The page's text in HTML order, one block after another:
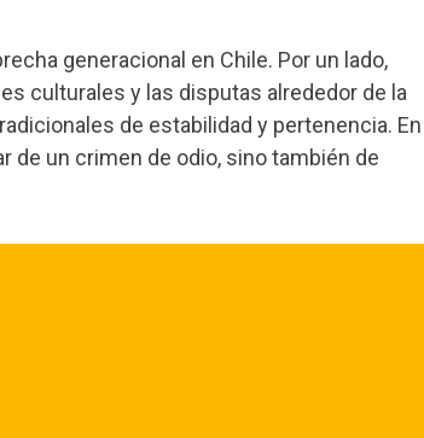
generacional en Chile. Por un lado,
culturales y las disputas alrededor de la
de estabilidad y pertenencia. En
de un crimen de odio, sino también de